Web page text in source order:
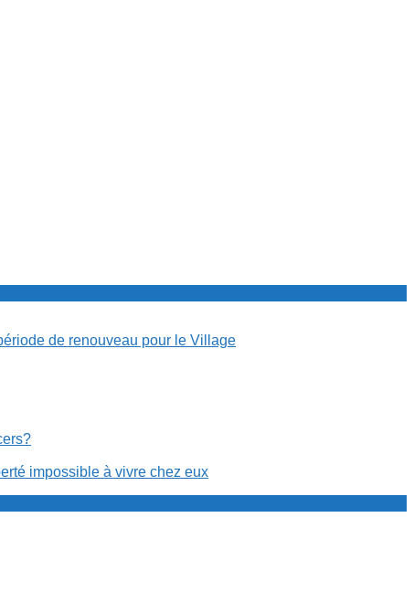
de renouveau pour le Village
impossible à vivre chez eux